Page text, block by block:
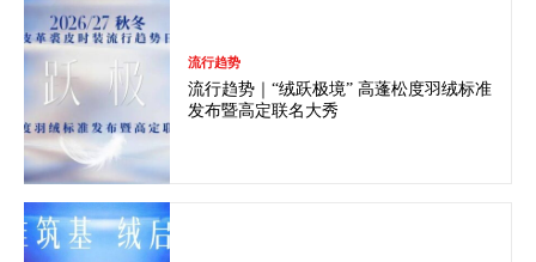
流行趋势
流行趋势｜“绒跃极境” 高蓬松度羽绒标准
发布暨高定联名大秀